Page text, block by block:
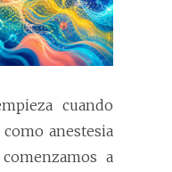
cuando
anestesia
a